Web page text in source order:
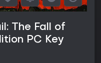
The Fall of
PC Key